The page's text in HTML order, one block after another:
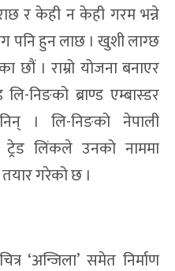
र केही न केही गरम भन्ने
पनि हुन लाछ । खुशी लाग्छ
छौं । राम्रो योजना बनाएर
लि-निङको ब्राण्ड एम्बास्डर
। लि-निङको नेपाली
ट्रेड लिंकले उनको नाममा
गरेको छ ।
‘अन्जिला’ समेत निर्माण